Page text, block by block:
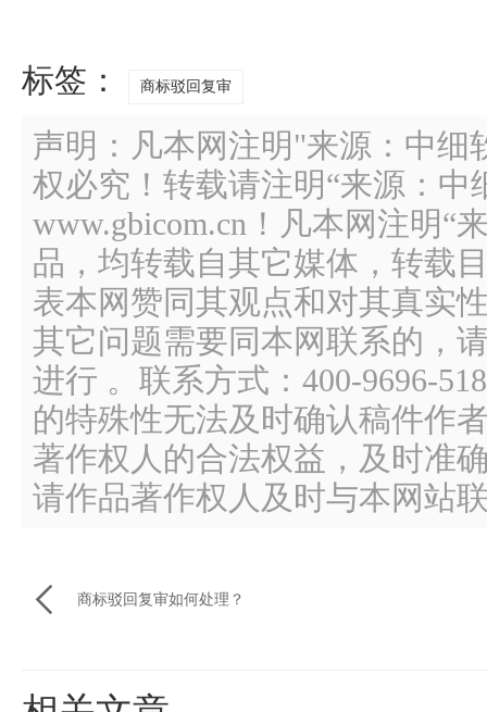
标签： 商标驳回复审
声明：凡本网注明"来源：中细
权必究！转载请注明“来源：中
www.gbicom.cn！凡本网注明“
品，均转载自其它媒体，转载
表本网赞同其观点和对其真实
其它问题需要同本网联系的，
进行 。联系方式：400-9696-
的特殊性无法及时确认稿件作
著作权人的合法权益，及时准
请作品著作权人及时与本网站
 商标驳回复审如何处理？